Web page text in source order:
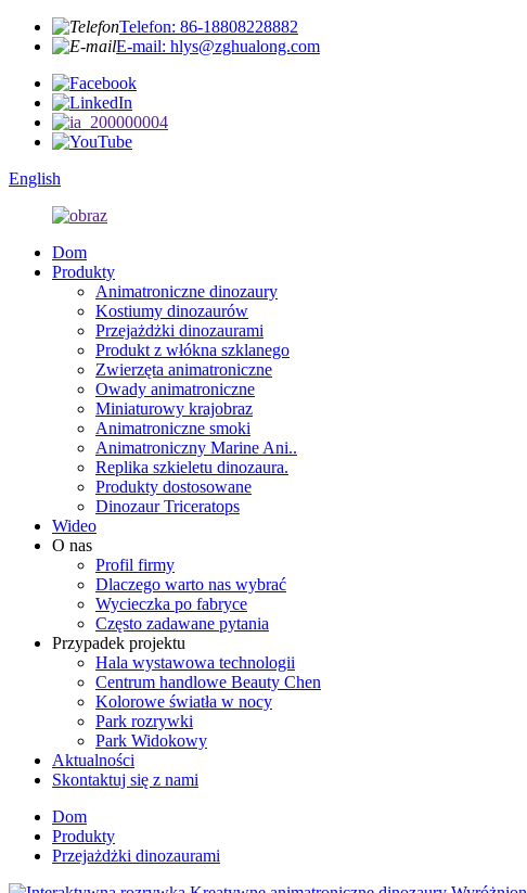
Telefon: 86-18808228882
E-mail: hlys@zghualong.com
English
Dom
Produkty
Animatroniczne dinozaury
Kostiumy dinozaurów
Przejażdżki dinozaurami
Produkt z włókna szklanego
Zwierzęta animatroniczne
Owady animatroniczne
Miniaturowy krajobraz
Animatroniczne smoki
Animatroniczny Marine Ani..
Replika szkieletu dinozaura.
Produkty dostosowane
Dinozaur Triceratops
Wideo
O nas
Profil firmy
Dlaczego warto nas wybrać
Wycieczka po fabryce
Często zadawane pytania
Przypadek projektu
Hala wystawowa technologii
Centrum handlowe Beauty Chen
Kolorowe światła w nocy
Park rozrywki
Park Widokowy
Aktualności
Skontaktuj się z nami
Dom
Produkty
Przejażdżki dinozaurami